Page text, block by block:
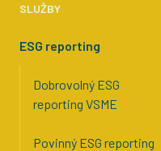
SLUŽBY
ESG reporting
Dobrovolný ESG
reporting VSME
Povinný ESG reporting